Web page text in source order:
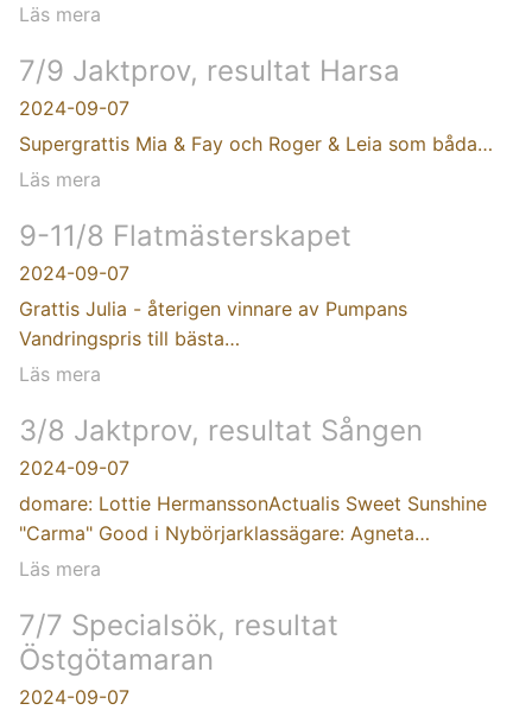
Läs mera
7/9 Jaktprov, resultat Harsa
2024-09-07
Supergrattis Mia & Fay och Roger & Leia som båda…
Läs mera
9-11/8 Flatmästerskapet
2024-09-07
Grattis Julia - återigen vinnare av Pumpans
Vandringspris till bästa…
Läs mera
3/8 Jaktprov, resultat Sången
2024-09-07
domare: Lottie HermanssonActualis Sweet Sunshine
"Carma" Good i Nybörjarklassägare: Agneta…
Läs mera
7/7 Specialsök, resultat
Östgötamaran
2024-09-07